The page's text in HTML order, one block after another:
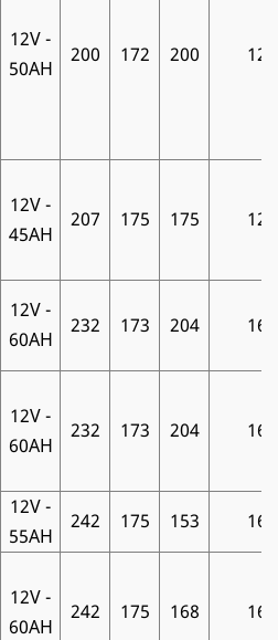
12V -
50AH
200 172 200 12
12V -
45AH
207 175 175 12
12V -
60AH
232 173 204 16
12V -
60AH
232 173 204 16
12V -
55AH
242 175 153 16
12V -
60AH
242 175 168 16